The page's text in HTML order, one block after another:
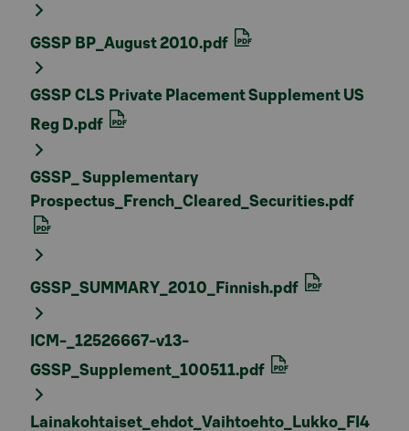
GSSP BP_August 2010.pdf
GSSP CLS Private Placement Supplement US
Reg D.pdf
GSSP_ Supplementary
Prospectus_French_Cleared_Securities.pdf
GSSP_SUMMARY_2010_Finnish.pdf
ICM-_12526667-v13-
GSSP_Supplement_100511.pdf
Lainakohtaiset_ehdot_Vaihtoehto_Lukko_FI4